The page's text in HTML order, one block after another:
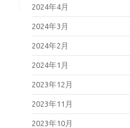
2024年4月
2024年3月
2024年2月
2024年1月
2023年12月
2023年11月
2023年10月